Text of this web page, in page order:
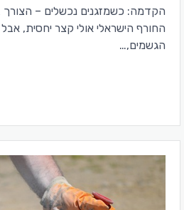
הקדמה: כשמזגנים נכשלים –
החורף הישראלי אולי קצר יחסית, אבל
הגשמים,…